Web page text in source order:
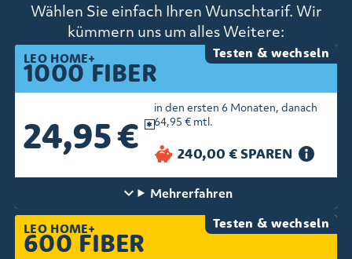
Wählen Sie einfach Ihren Wunschtarif. Wir
kümmern uns um alles Weitere:
LEO HOME+
600 FIBER
Testen & wechseln
LEO HOME+
1000 FIBER
Testen & wechseln
24,95 €
in den ersten 6 Monaten, danach
64,95 € mtl.
Mehrerfahren